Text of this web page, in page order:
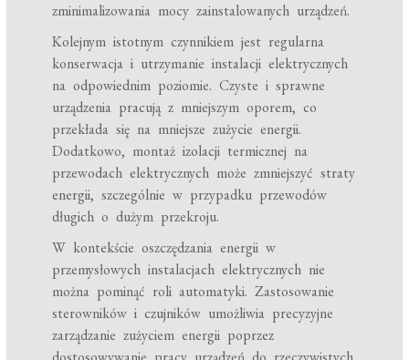
zminimalizowania mocy zainstalowanych urządzeń.
Kolejnym istotnym czynnikiem jest regularna
konserwacja i utrzymanie instalacji elektrycznych
na odpowiednim poziomie. Czyste i sprawne
urządzenia pracują z mniejszym oporem, co
przekłada się na mniejsze zużycie energii.
Dodatkowo, montaż izolacji termicznej na
przewodach elektrycznych może zmniejszyć straty
energii, szczególnie w przypadku przewodów
długich o dużym przekroju.
W kontekście oszczędzania energii w
przemysłowych instalacjach elektrycznych nie
można pominąć roli automatyki. Zastosowanie
sterowników i czujników umożliwia precyzyjne
zarządzanie zużyciem energii poprzez